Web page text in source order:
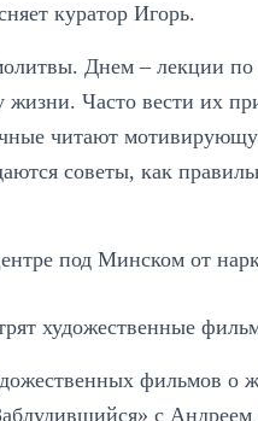
куратор Игорь.
Днем – лекции
жизни. Часто вести их
читают
советы, как
художественные
фильмов о
с